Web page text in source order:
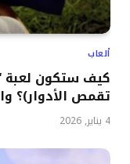
ألعاب
كيف ستكون لعبة
تقمص الأدوار)؟
4 يناير, 2026